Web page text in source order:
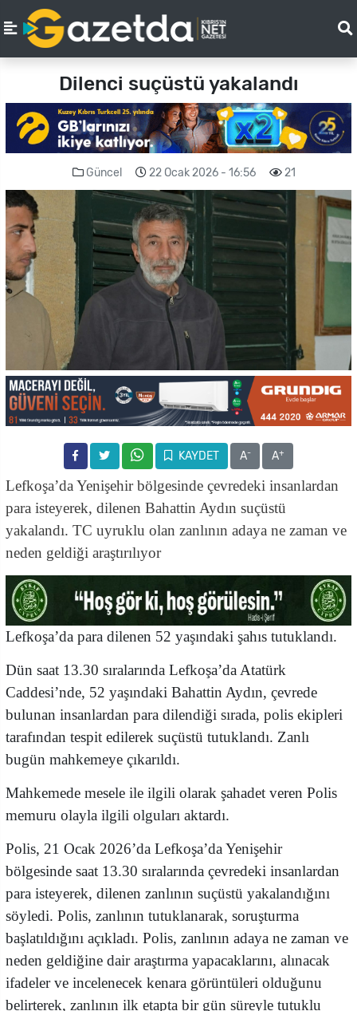
Dilenci suçüstü yakalandı
Güncel 22 Ocak 2026 - 16:56 21
KAYDET A- A+
Lefkoşa’da Yenişehir bölgesinde çevredeki insanlardan
para isteyerek, dilenen Bahattin Aydın suçüstü
yakalandı. TC uyruklu olan zanlının adaya ne zaman ve
neden geldiği araştırılıyor
Lefkoşa’da para dilenen 52 yaşındaki şahıs tutuklandı.
Dün saat 13.30 sıralarında Lefkoşa’da Atatürk
Caddesi’nde, 52 yaşındaki Bahattin Aydın, çevrede
bulunan insanlardan para dilendiği sırada, polis ekipleri
tarafından tespit edilerek suçüstü tutuklandı. Zanlı
bugün mahkemeye çıkarıldı.
Mahkemede mesele ile ilgili olarak şahadet veren Polis
memuru olayla ilgili olguları aktardı.
Polis, 21 Ocak 2026’da Lefkoşa’da Yenişehir
bölgesinde saat 13.30 sıralarında çevredeki insanlardan
para isteyerek, dilenen zanlının suçüstü yakalandığını
söyledi. Polis, zanlının tutuklanarak, soruşturma
başlatıldığını açıkladı. Polis, zanlının adaya ne zaman ve
neden geldiğine dair araştırma yapacaklarını, alınacak
ifadeler ve incelenecek kenara görüntüleri olduğunu
belirterek, zanlının ilk etapta bir gün süreyle tutuklu